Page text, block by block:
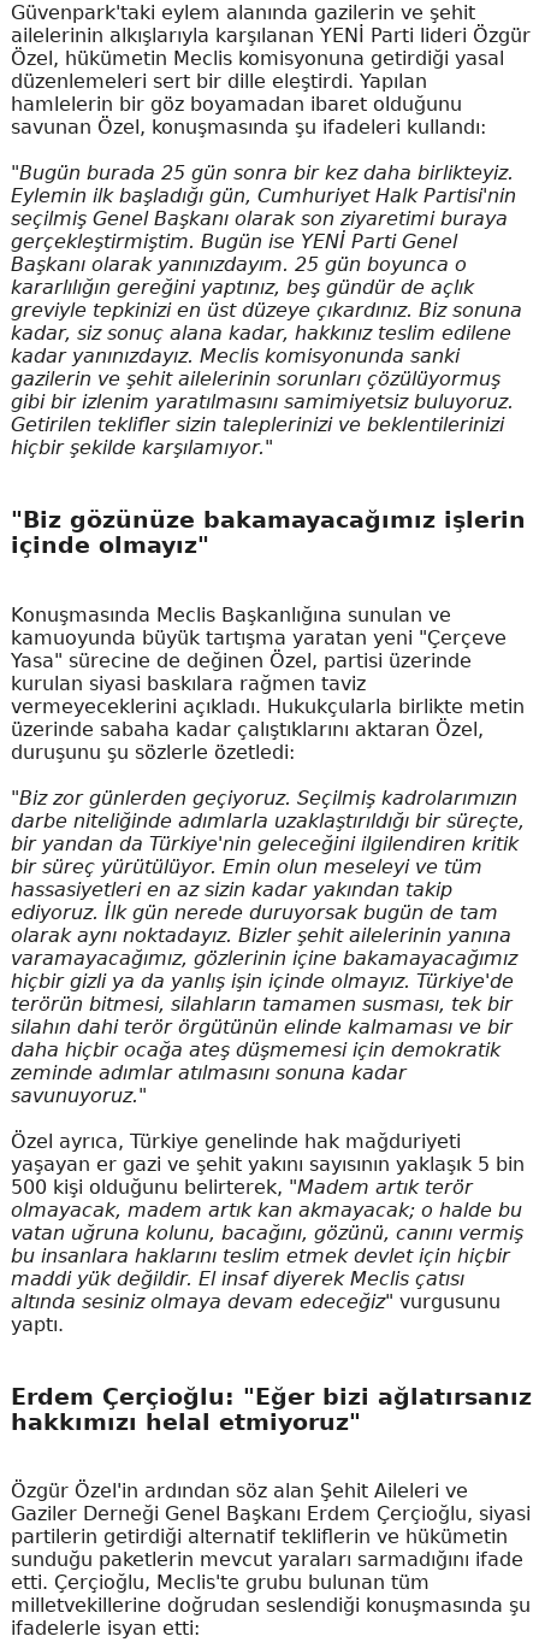
Güvenpark'taki eylem alanında gazilerin ve şehit
ailelerinin alkışlarıyla karşılanan YENİ Parti lideri Özgür
Özel, hükümetin Meclis komisyonuna getirdiği yasal
düzenlemeleri sert bir dille eleştirdi. Yapılan
hamlelerin bir göz boyamadan ibaret olduğunu
savunan Özel, konuşmasında şu ifadeleri kullandı:
"Bugün burada 25 gün sonra bir kez daha birlikteyiz.
Eylemin ilk başladığı gün, Cumhuriyet Halk Partisi'nin
seçilmiş Genel Başkanı olarak son ziyaretimi buraya
gerçekleştirmiştim. Bugün ise YENİ Parti Genel
Başkanı olarak yanınızdayım. 25 gün boyunca o
kararlılığın gereğini yaptınız, beş gündür de açlık
greviyle tepkinizi en üst düzeye çıkardınız. Biz sonuna
kadar, siz sonuç alana kadar, hakkınız teslim edilene
kadar yanınızdayız. Meclis komisyonunda sanki
gazilerin ve şehit ailelerinin sorunları çözülüyormuş
gibi bir izlenim yaratılmasını samimiyetsiz buluyoruz.
Getirilen teklifler sizin taleplerinizi ve beklentilerinizi
hiçbir şekilde karşılamıyor."
"Biz gözünüze bakamayacağımız işlerin
içinde olmayız"
Konuşmasında Meclis Başkanlığına sunulan ve
kamuoyunda büyük tartışma yaratan yeni "Çerçeve
Yasa" sürecine de değinen Özel, partisi üzerinde
kurulan siyasi baskılara rağmen taviz
vermeyeceklerini açıkladı. Hukukçularla birlikte metin
üzerinde sabaha kadar çalıştıklarını aktaran Özel,
duruşunu şu sözlerle özetledi:
"Biz zor günlerden geçiyoruz. Seçilmiş kadrolarımızın
darbe niteliğinde adımlarla uzaklaştırıldığı bir süreçte,
bir yandan da Türkiye'nin geleceğini ilgilendiren kritik
bir süreç yürütülüyor. Emin olun meseleyi ve tüm
hassasiyetleri en az sizin kadar yakından takip
ediyoruz. İlk gün nerede duruyorsak bugün de tam
olarak aynı noktadayız. Bizler şehit ailelerinin yanına
varamayacağımız, gözlerinin içine bakamayacağımız
hiçbir gizli ya da yanlış işin içinde olmayız. Türkiye'de
terörün bitmesi, silahların tamamen susması, tek bir
silahın dahi terör örgütünün elinde kalmaması ve bir
daha hiçbir ocağa ateş düşmemesi için demokratik
zeminde adımlar atılmasını sonuna kadar
savunuyoruz."
Özel ayrıca, Türkiye genelinde hak mağduriyeti
yaşayan er gazi ve şehit yakını sayısının yaklaşık 5 bin
500 kişi olduğunu belirterek, "Madem artık terör
olmayacak, madem artık kan akmayacak; o halde bu
vatan uğruna kolunu, bacağını, gözünü, canını vermiş
bu insanlara haklarını teslim etmek devlet için hiçbir
maddi yük değildir. El insaf diyerek Meclis çatısı
altında sesiniz olmaya devam edeceğiz" vurgusunu
yaptı.
Erdem Çerçioğlu: "Eğer bizi ağlatırsanız
hakkımızı helal etmiyoruz"
Özgür Özel'in ardından söz alan Şehit Aileleri ve
Gaziler Derneği Genel Başkanı Erdem Çerçioğlu, siyasi
partilerin getirdiği alternatif tekliflerin ve hükümetin
sunduğu paketlerin mevcut yaraları sarmadığını ifade
etti. Çerçioğlu, Meclis'te grubu bulunan tüm
milletvekillerine doğrudan seslendiği konuşmasında şu
ifadelerle isyan etti: